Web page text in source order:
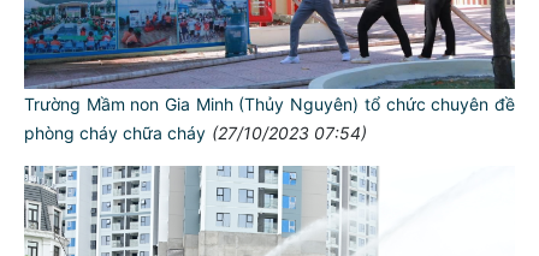
Trường Mầm non Gia Minh (Thủy Nguyên) tổ chức chuyên đề
phòng cháy chữa cháy (27/10/2023 07:54)